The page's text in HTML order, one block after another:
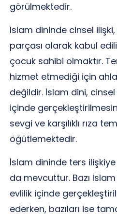
görülmektedir.
İslam dininde cinsel
parçası olarak kabul
çocuk sahibi olmaktır.
hizmet etmediği için
değildir. İslam dini,
içinde
sevgi ve karşılıklı rıza
öğütlemektedir.
İslam dininde ters
da mevcuttur. Bazı
evlilik içinde
ederken, bazıları ise